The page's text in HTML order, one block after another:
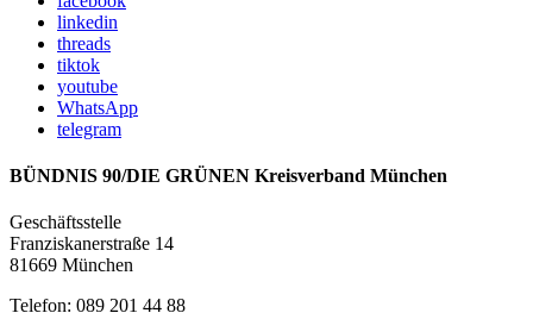
linkedin
threads
tiktok
youtube
WhatsApp
telegram
BÜNDNIS 90/DIE GRÜNEN Kreisverband München
Geschäftsstelle
Franziskanerstraße 14
81669 München
Telefon: 089 201 44 88